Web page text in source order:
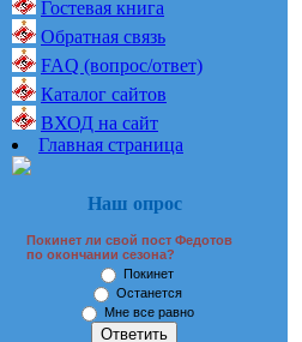
Гостевая книга
Обратная связь
FAQ (вопрос/ответ)
Каталог сайтов
ВХОД на сайт
Главная страница
Наш опрос
Покинет ли свой пост Федотов
по окончании сезона?
Покинет
Останется
Мне все равно